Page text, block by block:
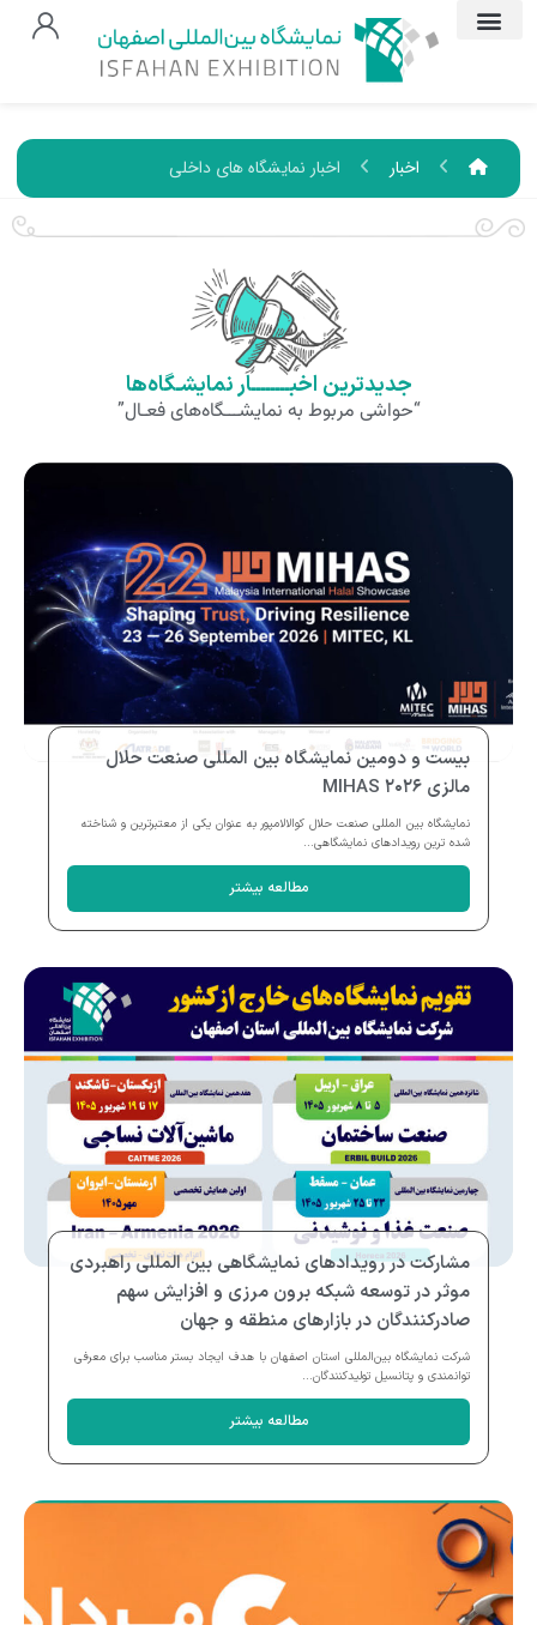
اخبار اخبار نمایشگاه های داخلی
جدیدترین اخبــــــــار نمایشـگاه‌ها
“حواشی مربوط به نمایشـــگاه‌های فعـال”
بیست و دومین نمایشگاه بین المللی صنعت حلال
مالزی MIHAS ۲۰۲۶
نمایشگاه بین المللی صنعت حلال کوالالامپور به عنوان یکی از معتبرترین و شناخته
شده ترین رویدادهای نمایشگاهی...
مطالعه بیشتر
مشارکت در رویدادهای نمایشگاهی بین المللی راهبردی
موثر در توسعه شبکه برون مرزی و افزایش سهم
صادرکنندگان در بازارهای منطقه و جهان
شرکت نمایشگاه بین‌المللی استان اصفهان با هدف ایجاد بستر مناسب برای معرفی
توانمندی و پتانسیل تولیدکنندگان...
مطالعه بیشتر